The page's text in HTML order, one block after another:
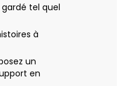
gardé tel quel
à
un
en